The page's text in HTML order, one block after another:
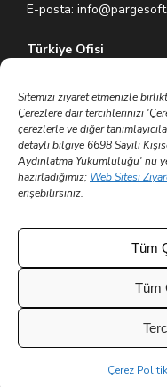
Sitemizi ziyaret etmenizle
Çerezlere dair tercihlerinizi
çerezlerle ve diğer
detaylı bilgiye 6698 Sayılı
Aydınlatma Yükümlülüğü' nü
hazırladığımız; Web Sitesi
erişebilirsiniz.
Tüm
Tüm
Çerez
E-posta:
Türkiye Ofisi
Ümraniye – İstanbul /
Tel: +90 (216) 575 60 70
E-posta:
Trakya Teknopark
Trakya Üniversitesi Ayşe
Merkez – Edirne /
E-posta: